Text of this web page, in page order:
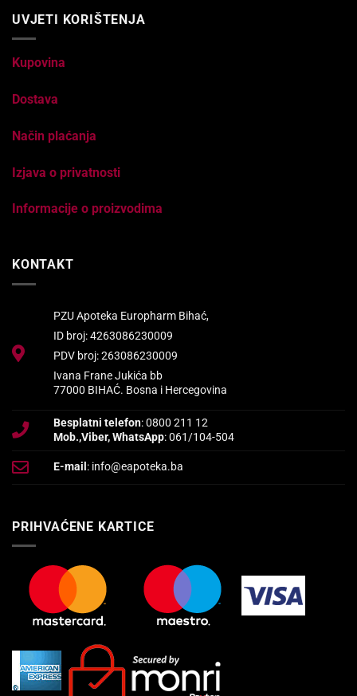
UVJETI KORIŠTENJA
Kupovina
Dostava
Način plaćanja
Izjava o privatnosti
Informacije o proizvodima
KONTAKT
PZU Apoteka Europharm Bihać,
ID broj: 4263086230009
PDV broj: 263086230009
Ivana Frane Jukića bb
77000 BIHAĆ. Bosna i Hercegovina
Besplatni telefon: 0800 211 12
Mob.,Viber, WhatsApp: 061/104-504
E-mail : info@eapoteka.ba
PRIHVAĆENE KARTICE